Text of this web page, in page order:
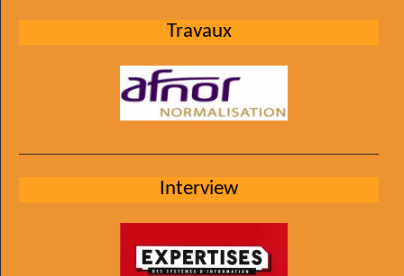
Travaux
Interview